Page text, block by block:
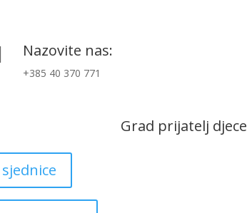
Nazovite nas:
+385 40 370 771
Grad prijatelj djece